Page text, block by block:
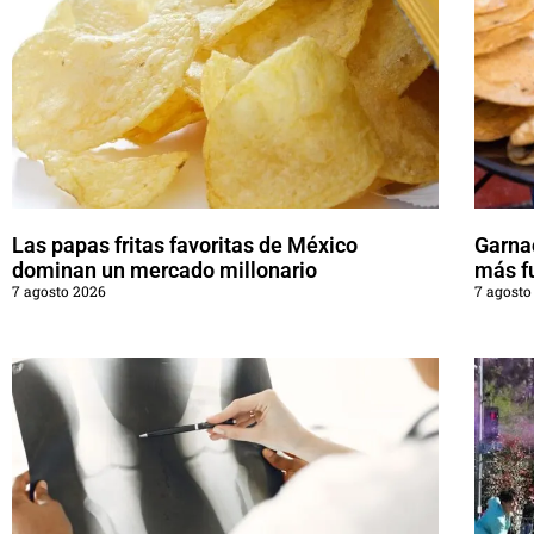
Las papas fritas favoritas de México
dominan un mercado millonario
7 agosto 2026
más
7